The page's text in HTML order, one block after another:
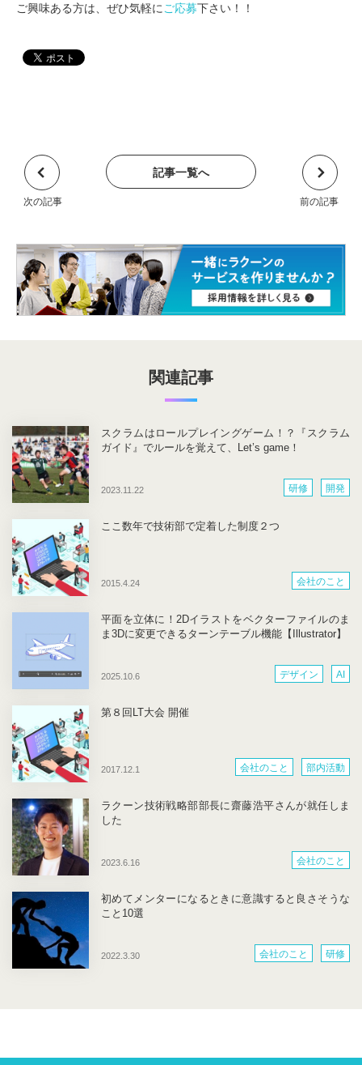
ご興味ある方は、ぜひ気軽に ご応募下さい！！
記事一覧へ
関連記事
2023.11.22
スクラムはロールプレイングゲーム！？『スクラム
ガイド』でルールを覚えて、Let’s game！
研修 開発
2015.4.24
ここ数年で技術部で定着した制度２つ
会社のこと
2025.10.6
平面を立体に！2Dイラストをベクターファイルのま
ま3Dに変更できるターンテーブル機能【Illustrator】
デザイン AI
2017.12.1
第８回LT大会 開催
会社のこと 部内活動
2023.6.16
ラクーン技術戦略部部長に齋藤浩平さんが就任しま
した
会社のこと
2022.3.30
初めてメンターになるときに意識すると良さそうな
こと10選
会社のこと 研修